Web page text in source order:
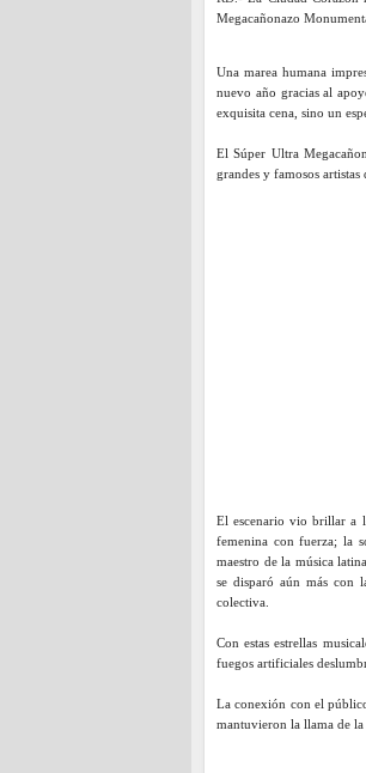
Megacañonazo
Una marea humana
nuevo año gracias al
exquisita cena, sino un
El Súper Ultra
grandes y famosos artistas
El escenario vio brillar a
femenina con fuerza; la
maestro de la música
se disparó aún más con
colectiva.
Con estas estrellas
fuegos artificiales
La conexión con el
mantuvieron la llama de la